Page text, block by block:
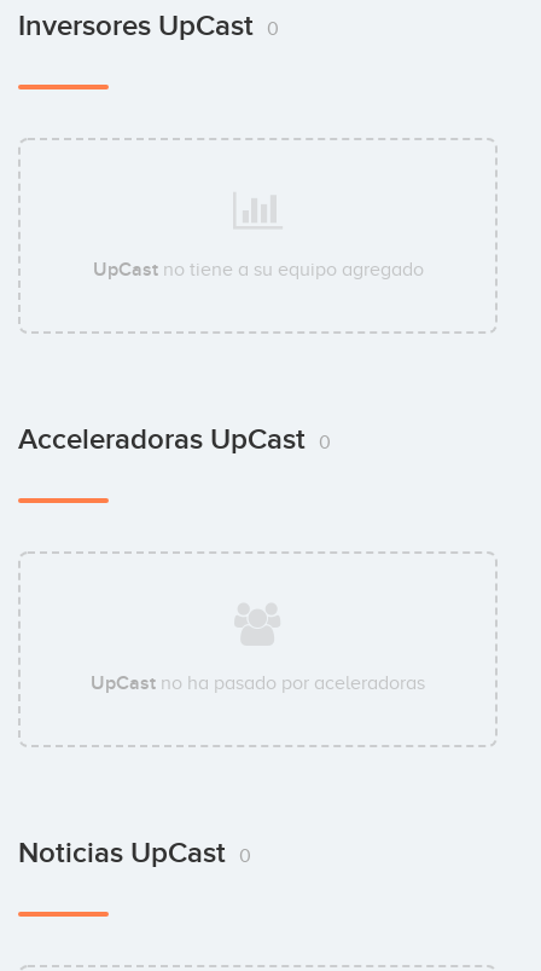
Inversores UpCast 0
UpCastno tiene a su equipo agregado
Acceleradoras UpCast 0
UpCast no ha pasado por aceleradoras
Noticias UpCast 0